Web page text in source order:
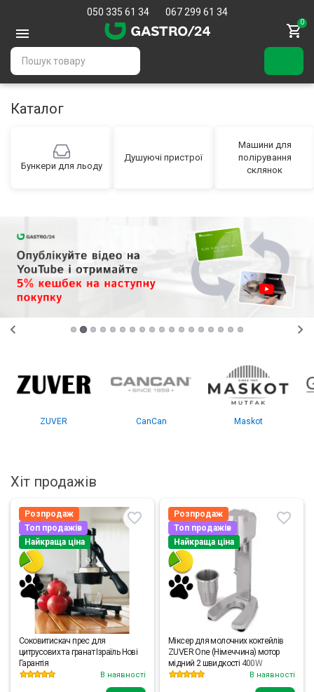
050 335 61 34 067 299 61 34
0
Каталог
Бункери для льоду
Душуючі пристрої
Машини для
полірування
склянок
ZUVER CanCan Maskot
Хіт продажів
Розпродаж
Топ продажів
Найкраща ціна
Соковитискач прес для
цитрусових та гранат Ізраїль Нові
Гарантія
В наявності
Розпродаж
Топ продажів
Найкраща ціна
Міксер для молочних коктейлів
ZUVER One (Німеччина) мотор
мідний 2 швидкості 400W
В наявності